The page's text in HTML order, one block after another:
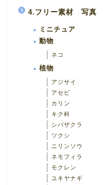
4.フリー素材 写真
ミニチュア
動物
ネコ
植物
アジサイ
アセビ
カリン
キク科
シバザクラ
ツクシ
ニリンソウ
ネモフィラ
モクレン
ユキヤナギ